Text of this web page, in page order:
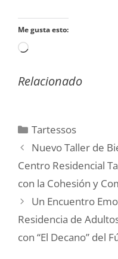
Me gusta esto:
Cargando...
Relacionado
Categorías
Tartessos
Nuevo Taller de
Centro Residencial
con la Cohesión y
Un Encuentro
Residencia de
con “El Decano” del